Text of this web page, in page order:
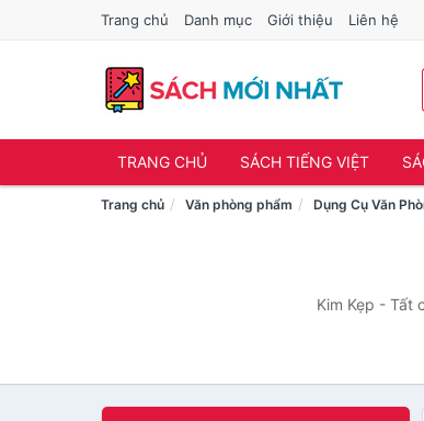
Trang chủ Danh mục Giới thiệu Liên hệ
TRANG CHỦ SÁCH TIẾNG VIỆT
Trang chủ Văn phòng phẩm Dụng Cụ Văn
Kim Kẹp - Tất